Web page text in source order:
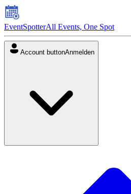
EventSpotterAll Events, One Spot
Account buttonAnmelden